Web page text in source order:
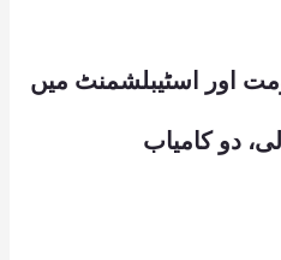
اور اسٹیبلشمنٹ میں
دو کامیاب